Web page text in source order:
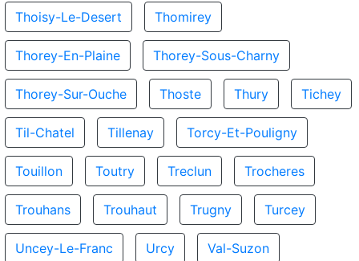
Thoisy-Le-Desert Thomirey
Thorey-En-Plaine Thorey-Sous-Charny
Thorey-Sur-Ouche Thoste Thury Tichey
Til-Chatel Tillenay Torcy-Et-Pouligny
Touillon Toutry Treclun Trocheres
Trouhans Trouhaut Trugny Turcey
Uncey-Le-Franc Urcy Val-Suzon